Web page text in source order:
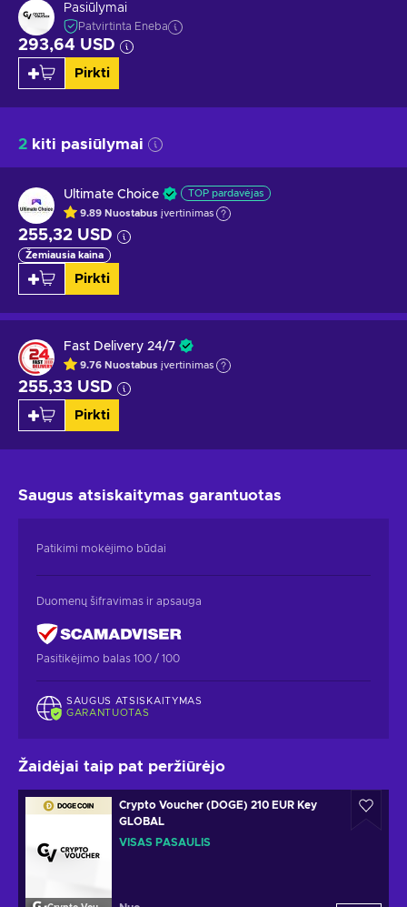
Pasiūlymai
Patvirtinta Eneba
293,64 USD
Pirkti
2 kiti pasiūlymai
Ultimate Choice TOP pardavėjas
9.89 Nuostabus įvertinimas
255,32 USD
Žemiausia kaina
Pirkti
Fast Delivery 24/7
9.76 Nuostabus įvertinimas
255,33 USD
Pirkti
Saugus atsiskaitymas garantuotas
Patikimi mokėjimo būdai
Duomenų šifravimas ir apsauga
Pasitikėjimo balas 100 / 100
SAUGUS ATSISKAITYMAS
GARANTUOTAS
Žaidėjai taip pat peržiūrėjo
Crypto Voucher (DOGE) 210 EUR Key
GLOBAL
VISAS PASAULIS